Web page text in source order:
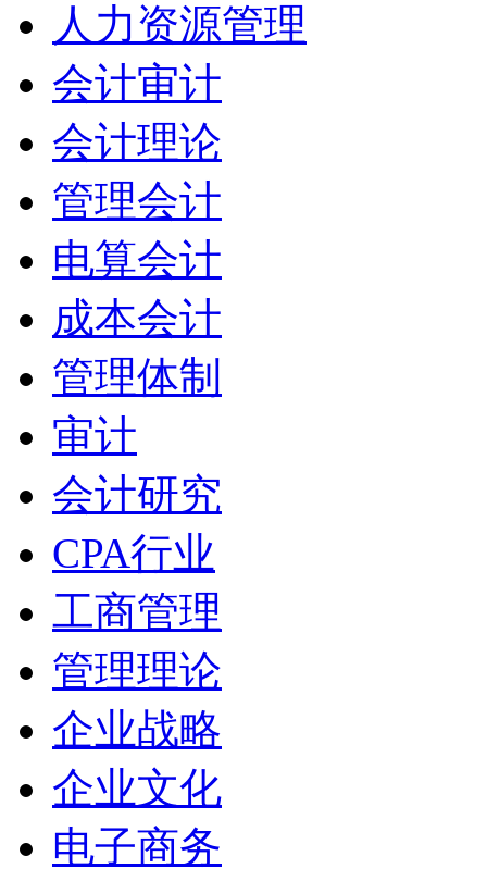
人力资源管理
会计审计
会计理论
管理会计
电算会计
成本会计
管理体制
审计
会计研究
CPA行业
工商管理
管理理论
企业战略
企业文化
电子商务